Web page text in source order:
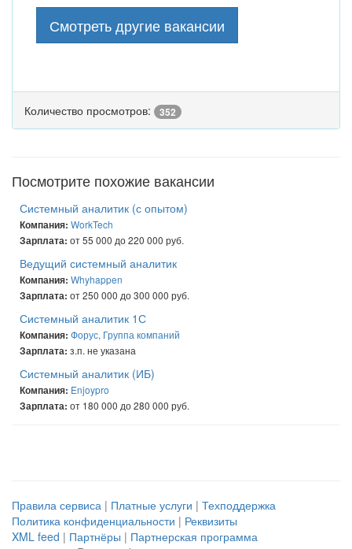
Смотреть другие вакансии
Количество просмотров: 352
Посмотрите похожие вакансии
Системный аналитик (с опытом)
Компания: WorkTech
Зарплата: от 55 000 до 220 000 руб.
Ведущий системный аналитик
Компания: Whyhappen
Зарплата: от 250 000 до 300 000 руб.
Системный аналитик 1С
Компания: Форус, Группа компаний
Зарплата: з.п. не указана
Системный аналитик (ИБ)
Компания: Enjoypro
Зарплата: от 180 000 до 280 000 руб.
Правила сервиса | Платные услуги | Техподдержка
Политика конфиденциальности | Реквизиты
XML feed | Партнёры | Партнерская программа